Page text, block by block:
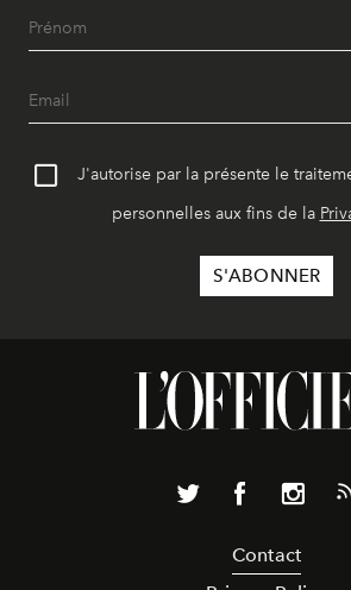
J'autorise par la présente le
personnelles aux fins de la
Contact